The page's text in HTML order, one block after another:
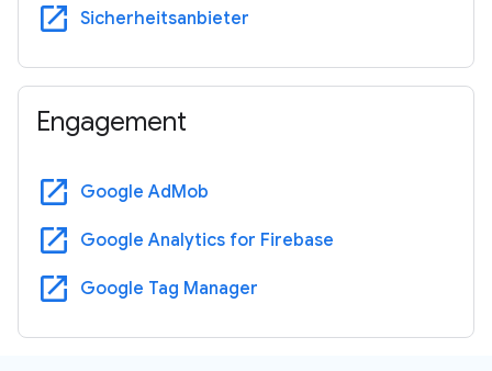
open_in_new Sicherheitsanbieter
Engagement
open_in_new Google AdMob
open_in_new Google Analytics for Firebase
open_in_new Google Tag Manager